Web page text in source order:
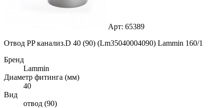
Арт: 65389
Отвод PP канализ.D 40 (90) (Lm35040004090) Lammin 160/1
Бренд
Lammin
Диаметр фитинга (мм)
40
Вид
отвод (90)